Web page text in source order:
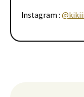
Instagram :